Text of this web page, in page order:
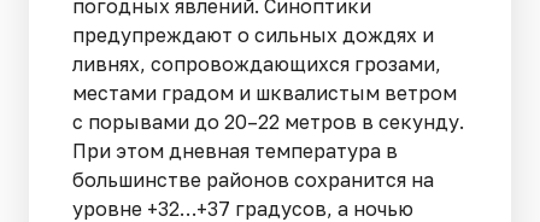
погодных явлений. Синоптики
предупреждают о сильных дождях и
ливнях, сопровождающихся грозами,
местами градом и шквалистым ветром
с порывами до 20–22 метров в секунду.
При этом дневная температура в
большинстве районов сохранится на
уровне +32…+37 градусов, а ночью